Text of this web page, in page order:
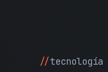
tecnología